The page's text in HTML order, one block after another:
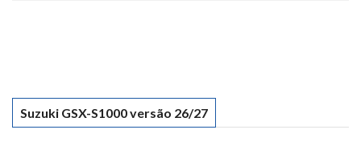
Suzuki GSX-S1000 versão 26/27